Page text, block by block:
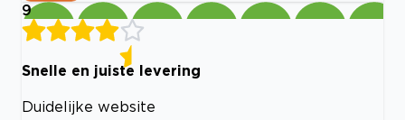
9
Snelle en juiste levering
Duidelijke website